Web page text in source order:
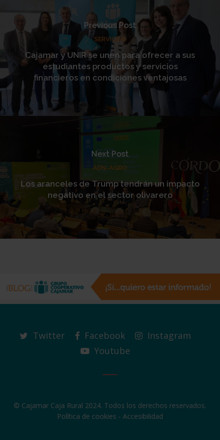
Previous Post
SERVICIOS
Cajamar y UNIR se unen para ofrecer a sus
estudiantes productos y servicios
financieros en condiciones ventajosas
Next Post
ADN-AGRO
Los aranceles de Trump tendrán un impacto
negativo en el sector olivarero
Twitter Facebook
Instagram
Youtube
© Cajamar Caja Rural 2024. Todos los derechos reservados.
Política de cookies - Accesibilidad